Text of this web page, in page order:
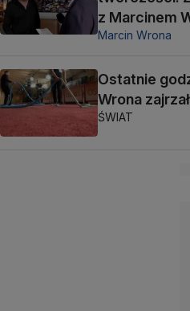
z Marcinem
Marcin Wrona
Ostatnie
Wrona
ŚWIAT